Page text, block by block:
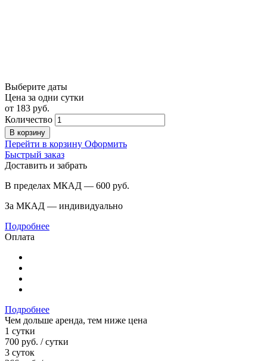
Выберите даты
Цена за одни сутки
от 183 руб.
Количество
В корзину
Перейти в корзину Оформить
Быстрый заказ
Доставить и забрать
В пределах МКАД — 600 руб.
За МКАД — индивидуально
Подробнее
Оплата
Подробнее
Чем дольше аренда, тем ниже цена
1 сутки
700 руб. / сутки
3 суток